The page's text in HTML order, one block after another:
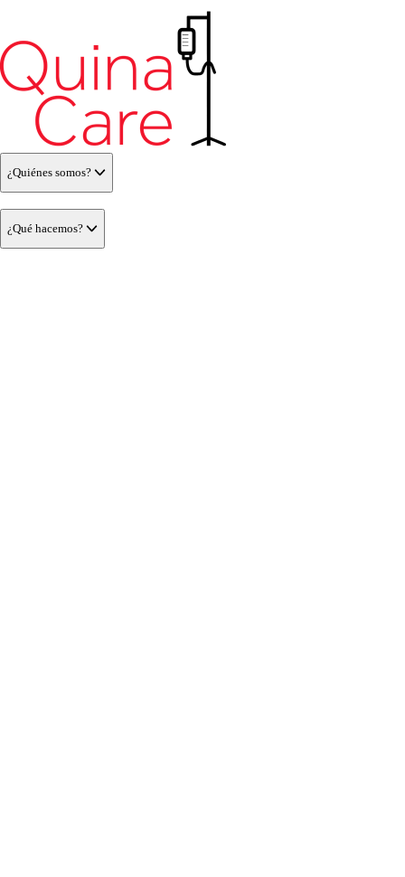
¿Quiénes somos?
¿Qué hacemos?